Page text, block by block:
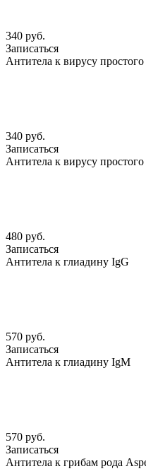
340 руб.
Записаться
Антитела к вирусу
340 руб.
Записаться
Антитела к вирусу
480 руб.
Записаться
Антитела к глиадину IgG
570 руб.
Записаться
Антитела к глиадину IgM
570 руб.
Записаться
Антитела к грибам рода